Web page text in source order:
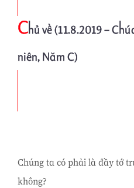
Chủ về (11.8.2019 –
niên, Năm C)
Chúng ta có phải là đầy tớ
không?